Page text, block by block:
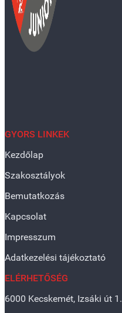
GYORS LINKEK
Kezdőlap
Szakosztályok
Bemutatkozás
Kapcsolat
Impresszum
Adatkezelési tájékoztató
ELÉRHETŐSÉG
6000 Kecskemét, Izsáki út 1.